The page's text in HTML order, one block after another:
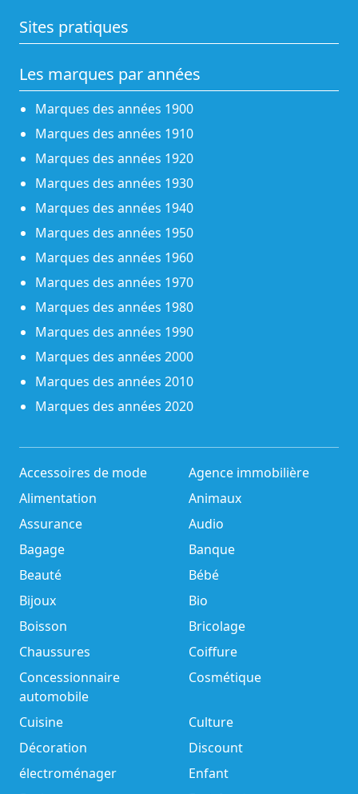
Sites pratiques
Les marques par années
Marques des années 1900
Marques des années 1910
Marques des années 1920
Marques des années 1930
Marques des années 1940
Marques des années 1950
Marques des années 1960
Marques des années 1970
Marques des années 1980
Marques des années 1990
Marques des années 2000
Marques des années 2010
Marques des années 2020
Accessoires de mode
Agence immobilière
Alimentation
Animaux
Assurance
Audio
Bagage
Banque
Beauté
Bébé
Bijoux
Bio
Boisson
Bricolage
Chaussures
Coiffure
Concessionnaire
automobile
Cosmétique
Cuisine
Culture
Décoration
Discount
électroménager
Enfant